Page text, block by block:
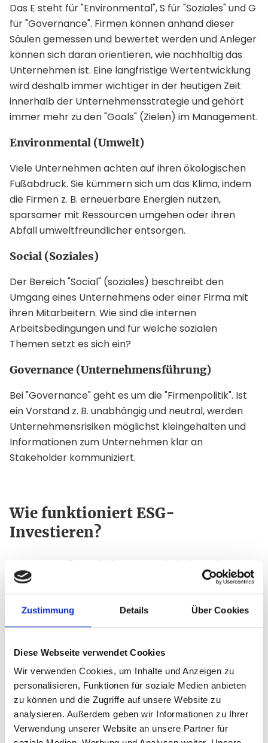
Zustimmung Details Über Cookies
Diese Webseite verwendet Cookies
Wir verwenden Cookies, um Inhalte und Anzeigen zu
personalisieren, Funktionen für soziale Medien anbieten
zu können und die Zugriffe auf unsere Website zu
analysieren. Außerdem geben wir Informationen zu Ihrer
Verwendung unserer Website an unsere Partner für
Das E steht für "Environmental", S für "Soziales" und G
für "Governance". Firmen können anhand dieser
Säulen gemessen und bewertet werden und Anleger
können sich daran orientieren, wie nachhaltig das
Unternehmen ist. Eine langfristige Wertentwicklung
wird deshalb immer wichtiger in der heutigen Zeit
innerhalb der Unternehmensstrategie und gehört
immer mehr zu den "Goals" (Zielen) im Management.
Environmental (Umwelt)
Viele Unternehmen achten auf ihren ökologischen
Fußabdruck. Sie kümmern sich um das Klima, indem
die Firmen z. B. erneuerbare Energien nutzen,
sparsamer mit Ressourcen umgehen oder ihren
Abfall umweltfreundlicher entsorgen.
Social (Soziales)
Der Bereich "Social" (soziales) beschreibt den
Umgang eines Unternehmens oder einer Firma mit
ihren Mitarbeitern. Wie sind die internen
Arbeitsbedingungen und für welche sozialen
Themen setzt es sich ein?
Governance (Unternehmensführung)
Bei "Governance" geht es um die "Firmenpolitik". Ist
ein Vorstand z. B. unabhängig und neutral, werden
Unternehmensrisiken möglichst kleingehalten und
Informationen zum Unternehmen klar an
Stakeholder kommuniziert.
Wie funktioniert ESG-
Investieren?
Investoren, die nach dem ESG-Prinzip investieren,
achten auf bestimmte Faktoren, bevor sie eine
Investition tätigen. Es werden meist Branchen wie
Waffen, Tabak oder Alkohol ausgeschlossen und
eher auf nachhaltige Themen gesetzt wie z. B.
das eigene Kapital investiert wird.
"Soziale Projekte" und "Nachhaltigkeit" sind der Fokus
von Xavin. Auf unserer Website finden sie deshalb
vieleProjekte zu Themen wie Kinder- und
Jugendförderung, Bildung, Pflege und Gesundheit